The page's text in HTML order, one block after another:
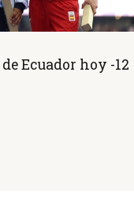
Ecuador hoy -12